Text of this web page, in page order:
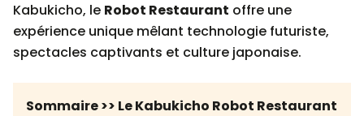
Kabukicho, le Robot Restaurant offre une
expérience unique mêlant technologie futuriste,
spectacles captivants et culture japonaise.
Sommaire >> Le Kabukicho Robot Restaurant